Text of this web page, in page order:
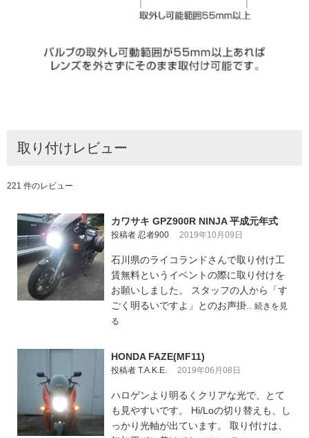
取り付けレビュー
221 件のレビュー
カワサキ GPZ900R NINJA 平成元年式
投稿者 忍者900 2019年10月09日
石川県のライコランドさんで取り付け工
賃無料というイベントの際に取り付けを
お願いしました。 スタッフの人から「す
ごく明るいですよ」とのお声掛.. 続きを見
る
HONDA FAZE(MF11)
投稿者 T.A.K.E. 2019年06月08日
ハロゲンより明るくクリアな光で、とて
も見やすいです。 Hi/Loの切り替えも、し
っかり光軸が出ています。 取り付けは、